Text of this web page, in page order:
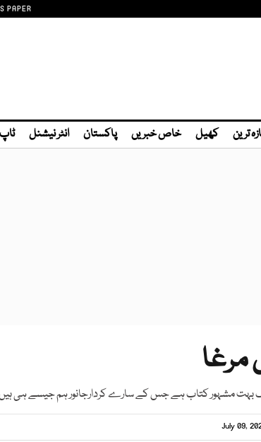
PAPER
ترین کھیل خاص خبریں پاکستان انٹر نیشنل
ایک بہت مشہور کتاب ہے جس کے سارے کردارجانور ہم جیسے ہی
July 09,